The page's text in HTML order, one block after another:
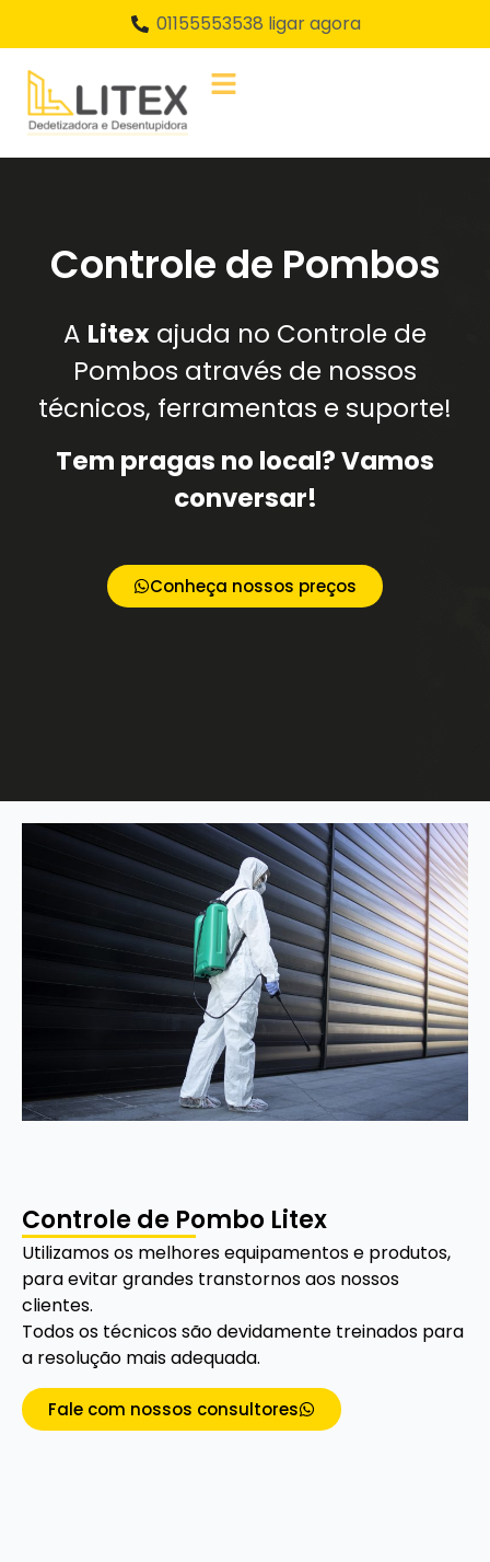
01155553538 ligar agora
Controle de Pombos
A Litex ajuda no Controle de
Pombos através de nossos
técnicos, ferramentas e suporte!
Tem pragas no local? Vamos
conversar!
Conheça nossos preços
Controle de Pombo Litex
Utilizamos os melhores equipamentos e produtos,
para evitar grandes transtornos aos nossos
clientes.
Todos os técnicos são devidamente treinados para
a resolução mais adequada.
Fale com nossos consultores